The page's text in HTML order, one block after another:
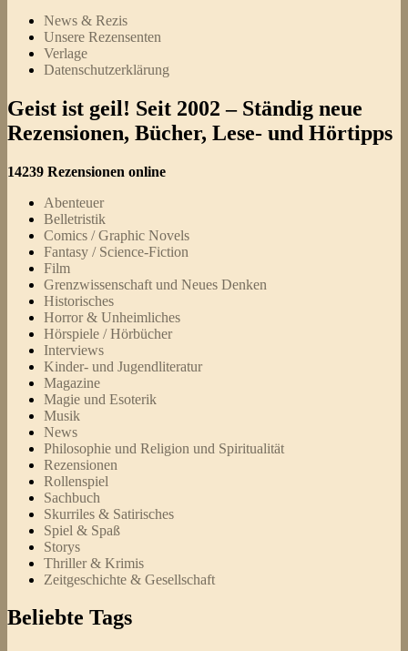
News & Rezis
Unsere Rezensenten
Verlage
Datenschutzerklärung
Geist ist geil! Seit 2002 – Ständig neue
Rezensionen, Bücher, Lese- und Hörtipps
14239 Rezensionen online
Abenteuer
Belletristik
Comics / Graphic Novels
Fantasy / Science-Fiction
Film
Grenzwissenschaft und Neues Denken
Historisches
Horror & Unheimliches
Hörspiele / Hörbücher
Interviews
Kinder- und Jugendliteratur
Magazine
Magie und Esoterik
Musik
News
Philosophie und Religion und Spiritualität
Rezensionen
Rollenspiel
Sachbuch
Skurriles & Satirisches
Spiel & Spaß
Storys
Thriller & Krimis
Zeitgeschichte & Gesellschaft
Beliebte Tags